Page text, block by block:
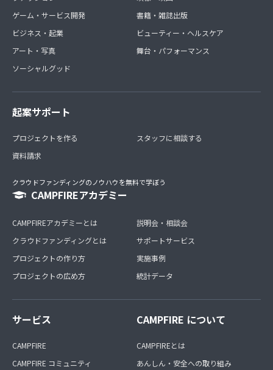
ゲーム・サービス開発
ビジネス・起業
アート・写真
ソーシャルグッド
書籍・雑誌出版
ビューティー・ヘルスケア
舞台・パフォーマンス
起案サポート
プロジェクトを作る
資料請求
スタッフに相談する
クラウドファンディングのノウハウを無料で学ぼう
CAMPFIREアカデミー
CAMPFIREアカデミーとは
クラウドファンディングとは
プロジェクトの作り方
プロジェクトの広め方
説明会・相談会
サポートサービス
実施事例
統計データ
サービス
CAMPFIRE
CAMPFIRE コミュニティ
CAMPFIRE について
CAMPFIREとは
あんしん・安全への取り組み